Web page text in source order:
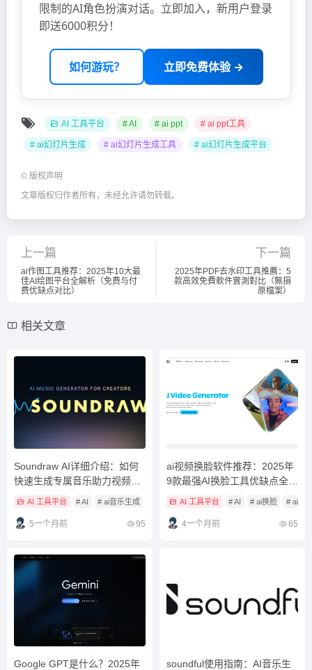
限制的AI角色扮演对话。立即加入，新用户登录
即送6000积分！
如何游玩？ 立即免费体验 →
AI 工具平台 # AI # ai ppt # ai ppt工具
# ai幻灯片生成 # ai幻灯片生成工具 # ai幻灯片生成平台
© 版权声明
文章版权归作者所有，未经允许请勿转载。
上一篇
ai作图工具推荐：2025年10大最
佳AI绘图平台全解析（免费与付
费优缺点对比）
下一篇
2025年PDF去水印工具推薦：5
款高效免費軟件實測對比（無損
原檔案）
相关文章
Soundraw AI详细介绍：如何
快速生成专属音乐助力视频创
AI 工具平台 # AI # ai音乐生成 # ai音乐生成工具
5一个月前 95
ai视频换脸软件推荐：2025年
9款最强AI换脸工具优缺点全解
析（含免费版）
AI 工具平台 # AI # ai换脸 # ai换
4一个月前 65
Google GPT是什么？2025年
soundful使用指南：AI音乐生